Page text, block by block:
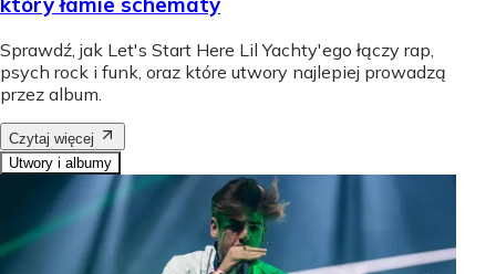
Sprawdź, jak Let's Start Here Lil Yachty'ego łączy rap,
psych rock i funk, oraz które utwory najlepiej prowadzą
przez album.
Czytaj więcej
Utwory i albumy